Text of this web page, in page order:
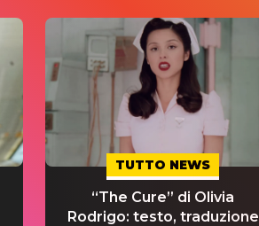
TUTTO NEWS
“The Cure” di Olivia
Rodrigo: testo, traduzione